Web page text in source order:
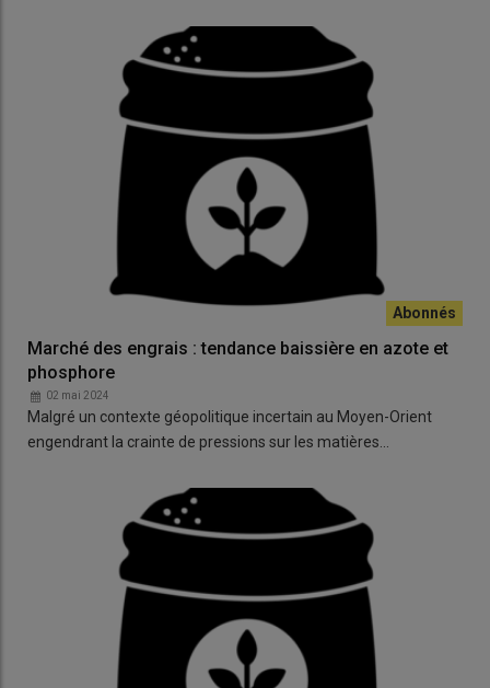
Marché des engrais : tendance baissière en azote et
phosphore
02 mai 2024
Malgré un contexte géopolitique incertain au Moyen-Orient
engendrant la crainte de pressions sur les matières…